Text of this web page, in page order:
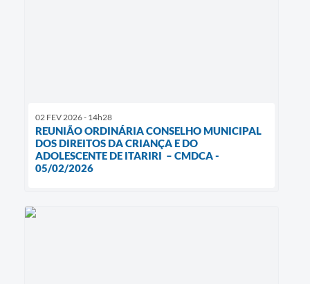
02 FEV 2026 - 14h28
REUNIÃO ORDINÁRIA CONSELHO MUNICIPAL
DOS DIREITOS DA CRIANÇA E DO
ADOLESCENTE DE ITARIRI – CMDCA -
05/02/2026